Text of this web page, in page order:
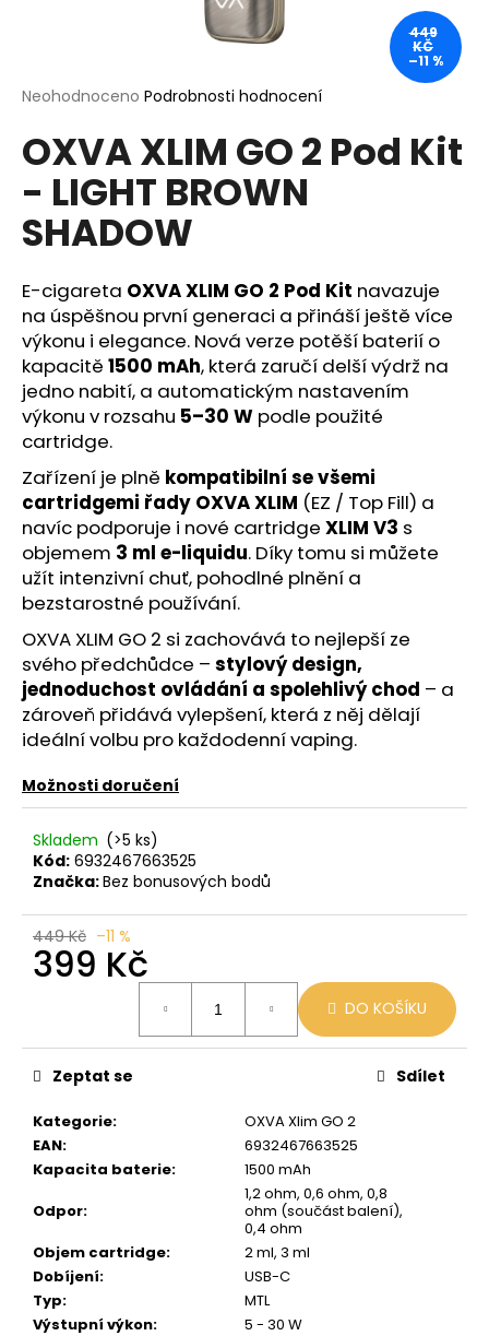
Průměrné
produktu
je
z
5
hvězdiček.
Neohodnoceno Podrobnosti hodnocení
OXVA XLIM GO 2 Pod Kit
- LIGHT BROWN
SHADOW
E-cigareta OXVA XLIM GO 2 Pod Kit navazuje
na úspěšnou první generaci a přináší ještě více
výkonu i elegance. Nová verze potěší baterií o
kapacitě 1500 mAh, která zaručí delší výdrž na
jedno nabití, a automatickým nastavením
výkonu v rozsahu 5–30 W podle použité
cartridge.
Zařízení je plně kompatibilní se všemi
cartridgemi řady OXVA XLIM (EZ / Top Fill) a
navíc podporuje i nové cartridge XLIM V3 s
objemem 3 ml e-liquidu. Díky tomu si můžete
užít intenzivní chuť, pohodlné plnění a
bezstarostné používání.
OXVA XLIM GO 2 si zachovává to nejlepší ze
svého předchůdce – stylový design,
jednoduchost ovládání a spolehlivý chod – a
zároveň přidává vylepšení, která z něj dělají
ideální volbu pro každodenní vaping.
Možnosti doručení
Skladem (>5 ks)
Kód: 6932467663525
Značka:Bez bonusových bodů
449 Kč –11 %
399 Kč
DO KOŠÍKU
Kategorie:
OXVA Xlim GO 2
EAN:
6932467663525
Kapacita baterie:
1500 mAh
Odpor:
1,2 ohm, 0,6 ohm, 0,8
ohm (součást balení),
0,4 ohm
Objem cartridge:
2 ml, 3 ml
Dobíjení:
USB-C
Typ:
MTL
Výstupní výkon: 5 - 30 W
Zeptat se Sdílet
449
KČ
–11 %
í
t
?
D
o
p
o
r
u
č
u
j
e
m
e
VENIX
PRO
CAPPUCINO-
X
Kč
Původně:
Kč